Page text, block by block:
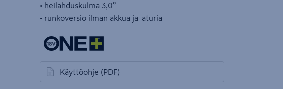
• heilahduskulma 3,0°
• runkoversio ilman akkua ja laturia
Käyttöohje (PDF)
avautuu uuteen välilehteen